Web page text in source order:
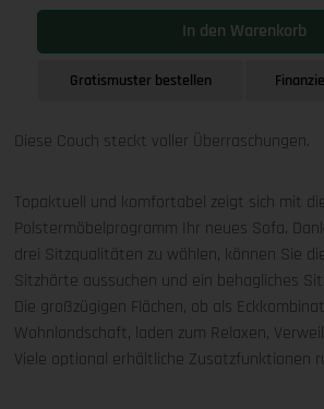
In den Warenkorb
Gratismuster bestellen
Diese Couch steckt voller Überraschungen.
Topaktuell und komfortabel zeigt sich mit
Polstermöbelprogramm Ihr neues Sofa.
drei Sitzqualitäten zu wählen, können Sie
Sitzhärte aussuchen und ein behagliches
Die großzügigen Flächen, ob als
Wohnlandschaft, laden zum Relaxen,
Viele optional erhältliche Zusatzfunktionen